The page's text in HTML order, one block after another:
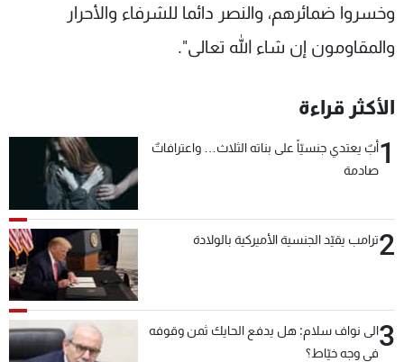
وخسروا ضمائرهم، والنصر دائما للشرفاء والأحرار
والمقاومون إن شاء الله تعالى".
الأكثر قراءة
1أبٌ يعتدي جنسيّاً على بناته الثلاث… واعترافاتٌ
صادمة
2ترامب يقيّد الجنسية الأميركية بالولادة
3الى نواف سلام: هل يدفع الحايك ثمن وقوفه
في وجه خيّاط؟